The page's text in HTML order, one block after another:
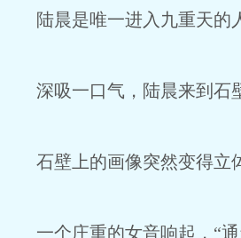
陆晨是唯一进入九重天的人
深吸一口气，陆晨来到石壁
石壁上的画像突然变得立体
一个庄重的女音响起，“通